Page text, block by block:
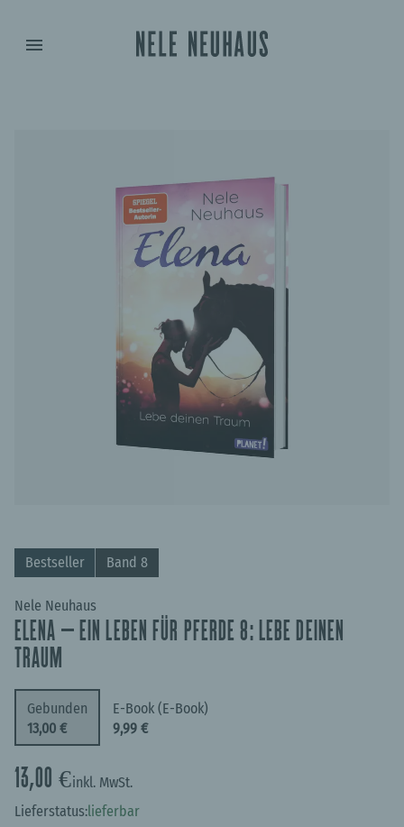
Hidden Text
Bestseller Band 8
Nele Neuhaus
ELENA – EIN LEBEN FÜR PFERDE 8: LEBE DEINEN
TRAUM
Gebunden
13,00 €
E-Book (E-Book)
9,99 €
13,00 €inkl. MwSt.
Lieferstatus:lieferbar